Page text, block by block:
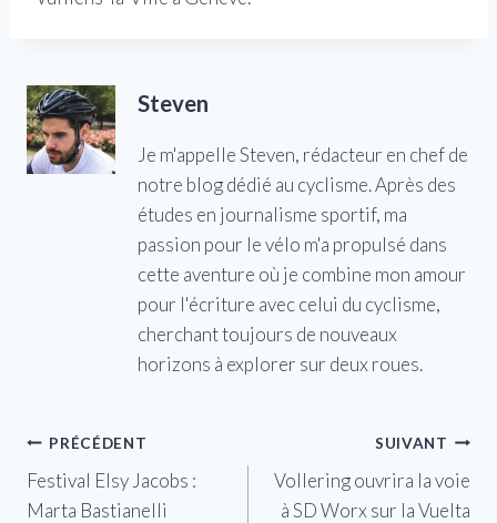
Steven
Je m'appelle Steven, rédacteur en chef de
notre blog dédié au cyclisme. Après des
études en journalisme sportif, ma
passion pour le vélo m'a propulsé dans
cette aventure où je combine mon amour
pour l'écriture avec celui du cyclisme,
cherchant toujours de nouveaux
horizons à explorer sur deux roues.
Navigation
de
PRÉCÉDENT
Festival Elsy Jacobs :
Marta Bastianelli
SUIVANT
Vollering ouvrira la voie
à SD Worx sur la Vuelta